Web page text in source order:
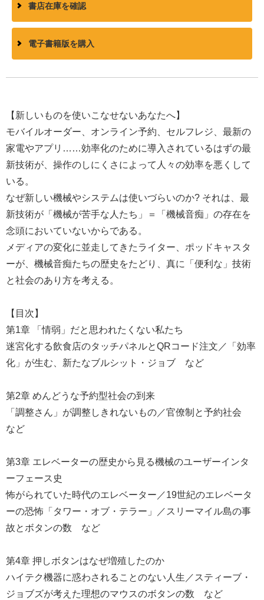
書店在庫を確認
電子書籍版を購入
【新しいものを使いこなせないあなたへ】
モバイルオーダー、オンライン予約、セルフレジ、最新の
家電やアプリ……効率化のために導入されているはずの最
新技術が、操作のしにくさによって人々の効率を悪くして
いる。
なぜ新しい機械やシステムは使いづらいのか? それは、最
新技術が「機械が苦手な人たち」＝「機械音痴」の存在を
念頭においていないからである。
メディアの変化に並走してきたライター、ポッドキャスタ
ーが、機械音痴たちの歴史をたどり、真に「便利な」技術
と社会のあり方を考える。
【目次】
第1章 「情弱」だと思われたくない私たち
迷宮化する飲食店のタッチパネルとQRコード注文／「効率
化」が生む、新たなブルシット・ジョブ など
第2章 めんどうな予約型社会の到来
「調整さん」が調整しきれないもの／官僚制と予約社会
など
第3章 エレベーターの歴史から見る機械のユーザーインタ
ーフェース史
怖がられていた時代のエレベーター／19世紀のエレベータ
ーの恐怖「タワー・オブ・テラー」／スリーマイル島の事
故とボタンの数 など
第4章 押しボタンはなぜ増殖したのか
ハイテク機器に惑わされることのない人生／スティーブ・
ジョブズが考えた理想のマウスのボタンの数 など